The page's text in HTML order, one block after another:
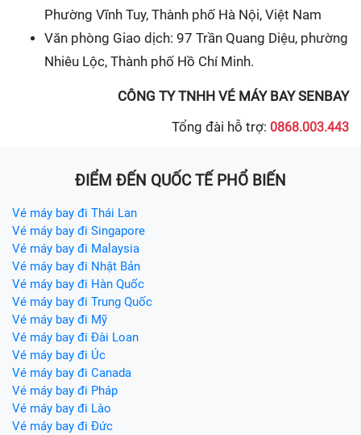
Phường Vĩnh Tuy, Thành phố Hà Nội, Việt Nam
Văn phòng Giao dịch: 97 Trần Quang Diệu, phường
Nhiêu Lộc, Thành phố Hồ Chí Minh.
CÔNG TY TNHH VÉ MÁY BAY SENBAY
Tổng đài hỗ trợ: 0868.003.443
ĐIỂM ĐẾN QUỐC TẾ PHỔ BIẾN
Vé máy bay đi Thái Lan
Vé máy bay đi Singapore
Vé máy bay đi Malaysia
Vé máy bay đi Nhật Bản
Vé máy bay đi Hàn Quốc
Vé máy bay đi Trung Quốc
Vé máy bay đi Mỹ
Vé máy bay đi Đài Loan
Vé máy bay đi Úc
Vé máy bay đi Canada
Vé máy bay đi Pháp
Vé máy bay đi Lào
Vé máy bay đi Đức